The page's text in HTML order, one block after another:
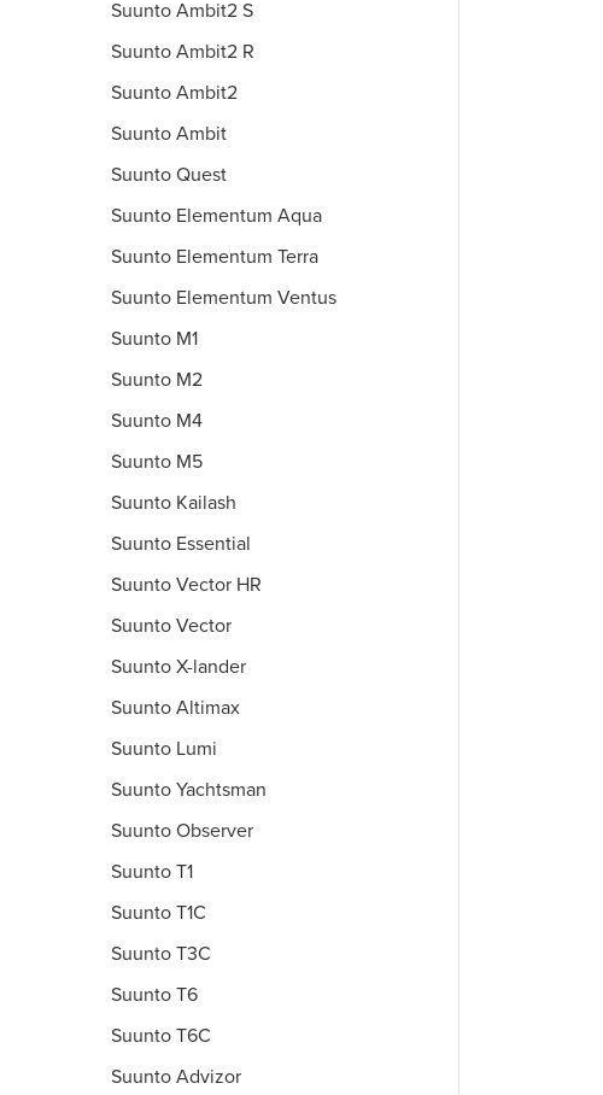
Suunto Ambit2 S
Suunto Ambit2 R
Suunto Ambit2
Suunto Ambit
Suunto Quest
Suunto Elementum Aqua
Suunto Elementum Terra
Suunto Elementum Ventus
Suunto M1
Suunto M2
Suunto M4
Suunto M5
Suunto Kailash
Suunto Essential
Suunto Vector HR
Suunto Vector
Suunto X-lander
Suunto Altimax
Suunto Lumi
Suunto Yachtsman
Suunto Observer
Suunto T1
Suunto T1C
Suunto T3C
Suunto T6
Suunto T6C
Suunto Advizor